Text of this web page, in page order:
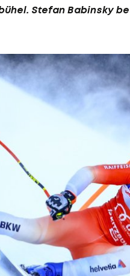
Stefan Babinsky